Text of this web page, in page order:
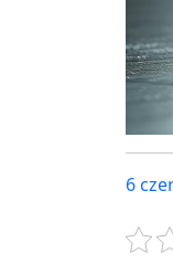
6